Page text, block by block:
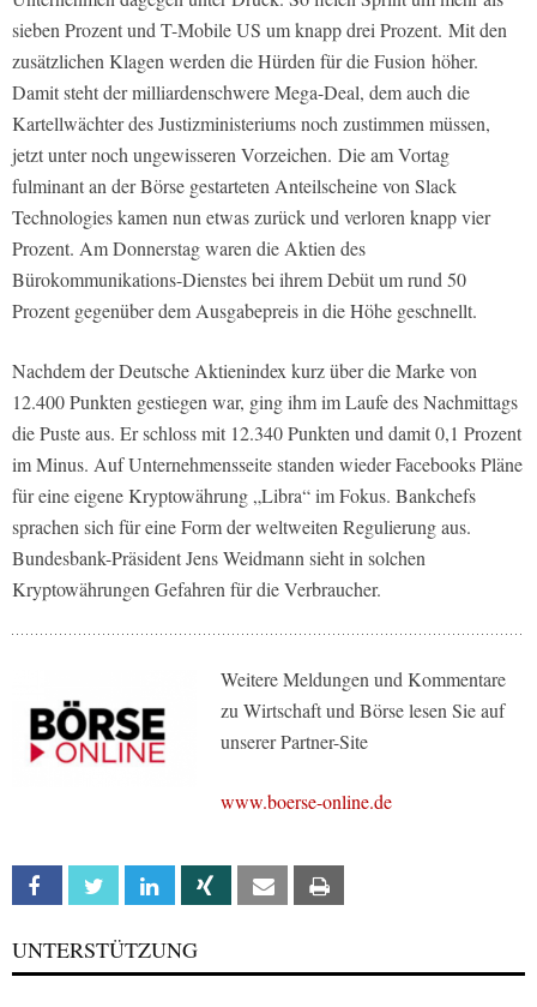
sieben Prozent und T-Mobile US um knapp drei Prozent. Mit den
zusätzlichen Klagen werden die Hürden für die Fusion höher.
Damit steht der milliardenschwere Mega-Deal, dem auch die
Kartellwächter des Justizministeriums noch zustimmen müssen,
jetzt unter noch ungewisseren Vorzeichen. Die am Vortag
fulminant an der Börse gestarteten Anteilscheine von Slack
Technologies kamen nun etwas zurück und verloren knapp vier
Prozent. Am Donnerstag waren die Aktien des
Bürokommunikations-Dienstes bei ihrem Debüt um rund 50
Prozent gegenüber dem Ausgabepreis in die Höhe geschnellt.
Nachdem der Deutsche Aktienindex kurz über die Marke von
12.400 Punkten gestiegen war, ging ihm im Laufe des Nachmittags
die Puste aus. Er schloss mit 12.340 Punkten und damit 0,1 Prozent
im Minus. Auf Unternehmensseite standen wieder Facebooks Pläne
für eine eigene Kryptowährung „Libra“ im Fokus. Bankchefs
sprachen sich für eine Form der weltweiten Regulierung aus.
Bundesbank-Präsident Jens Weidmann sieht in solchen
Kryptowährungen Gefahren für die Verbraucher.
Weitere Meldungen und Kommentare
zu Wirtschaft und Börse lesen Sie auf
unserer Partner-Site
www.boerse-online.de
Facebook Twitter Linkedin Xing Email
UNTERSTÜTZUNG